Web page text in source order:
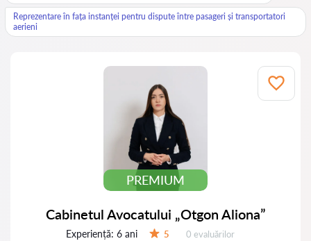
Reprezentare în fața instanței pentru dispute între pasageri și transportatori
aerieni
PREMIUM
Cabinetul Avocatului „Otgon Aliona”
Experiență: 6 ani 5 Evaluărilor:
0 evaluărilor